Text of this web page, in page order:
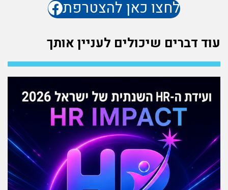
לחצו כאן להצטרפת
עוד דברים שיכולים לעניין אותך